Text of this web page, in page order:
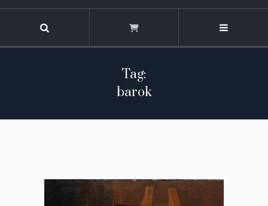
Tag:
barok